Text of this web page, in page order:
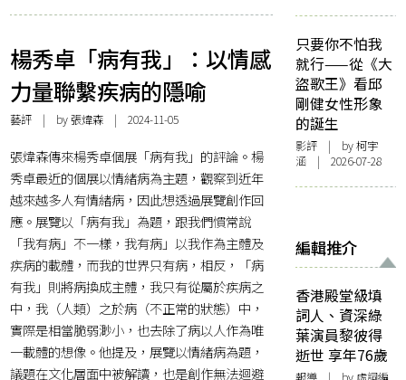
楊秀卓「病有我」：以情感
力量聯繫疾病的隱喻
藝評 | by張煒森 | 2024-11-05
張煒森傳來楊秀卓個展「病有我」的評論。楊
秀卓最近的個展以情緒病為主題，觀察到近年
越來越多人有情緒病，因此想透過展覽創作回
應。展覽以「病有我」為題，跟我們慣常說
「我有病」不一樣，我有病」以我作為主體及
疾病的載體，而我的世界只有病，相反，「病
有我」則將病換成主體，我只有從屬於疾病之
中，我（人類）之於病（不正常的狀態）中，
實際是相當脆弱渺小，也去除了病以人作為唯
一載體的想像。他提及，展覽以情緒病為題，
議題在文化層面中被解讀，也是創作無法迴避
只要你不怕我
就行——從《大
盜歌王》看邱
剛健女性形象
的誕生
影評 | by 柯宇
涵 | 2026-07-28
編輯推介
香港殿堂級填
詞人、資深綠
葉演員黎彼得
逝世 享年76歲